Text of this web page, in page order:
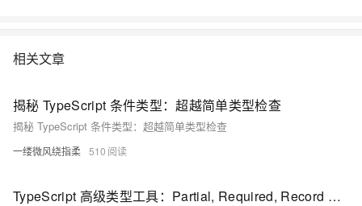
相关文章
揭秘 TypeScript 条件类型：超越简单类型检查
揭秘 TypeScript 条件类型：超越简单类型检查
一缕微风绕指柔 510
TypeScript 高级类型工具：Partial, Required, Record 的妙用与陷阱